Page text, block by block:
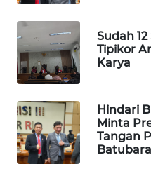
Sudah
Tipikor
Karya
Hindari
Minta
Tangan
WN
BEKASI
WN
BOGOR
WN
DEPOK